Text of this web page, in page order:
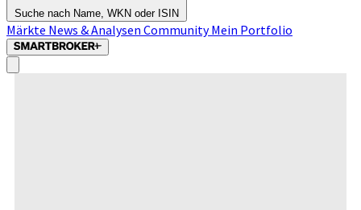
Suche nach Name, WKN oder ISIN
Märkte News & Analysen CommunityMein Portfolio